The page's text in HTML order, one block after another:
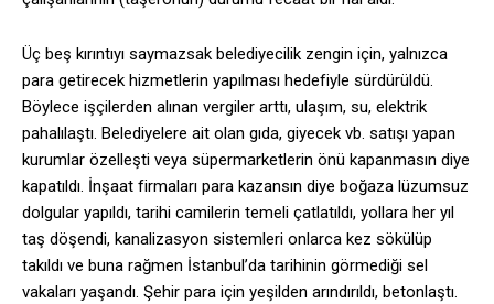
Üç beş kırıntıyı saymazsak belediyecilik zengin için, yalnızca
para getirecek hizmetlerin yapılması hedefiyle sürdürüldü.
Böylece işçilerden alınan vergiler arttı, ulaşım, su, elektrik
pahalılaştı. Belediyelere ait olan gıda, giyecek vb. satışı yapan
kurumlar özelleşti veya süpermarketlerin önü kapanmasın diye
kapatıldı. İnşaat firmaları para kazansın diye boğaza lüzumsuz
dolgular yapıldı, tarihi camilerin temeli çatlatıldı, yollara her yıl
taş döşendi, kanalizasyon sistemleri onlarca kez sökülüp
takıldı ve buna rağmen İstanbul’da tarihinin görmediği sel
vakaları yaşandı. Şehir para için yeşilden arındırıldı, betonlaştı.